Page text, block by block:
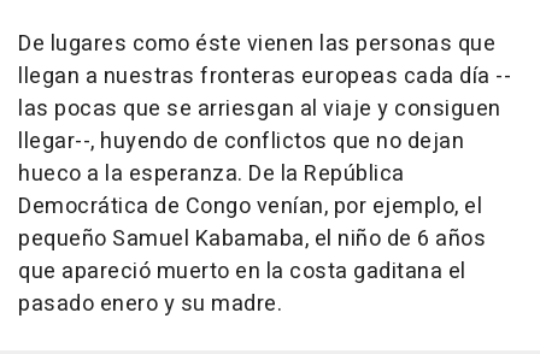
De lugares como éste vienen las personas que
llegan a nuestras fronteras europeas cada día --
las pocas que se arriesgan al viaje y consiguen
llegar--, huyendo de conflictos que no dejan
hueco a la esperanza. De la República
Democrática de Congo venían, por ejemplo, el
pequeño Samuel Kabamaba, el niño de 6 años
que apareció muerto en la costa gaditana el
pasado enero y su madre.